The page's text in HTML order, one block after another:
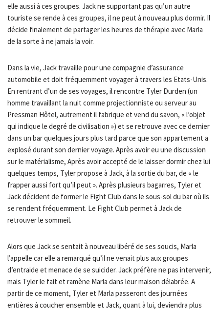
elle aussi à ces groupes. Jack ne supportant pas qu’un autre
touriste se rende à ces groupes, il ne peut à nouveau plus dormir. Il
décide finalement de partager les heures de thérapie avec Marla
de la sorte à ne jamais la voir.
Dans la vie, Jack travaille pour une compagnie d’assurance
automobile et doit fréquemment voyager à travers les Etats-Unis.
En rentrant d’un de ses voyages, il rencontre Tyler Durden (un
homme travaillant la nuit comme projectionniste ou serveur au
Pressman Hôtel, autrement il fabrique et vend du savon, « l’objet
qui indique le degré de civilisation ») et se retrouve avec ce dernier
dans un bar quelques jours plus tard parce que son appartement a
explosé durant son dernier voyage. Après avoir eu une discussion
sur le matérialisme, Après avoir accepté de le laisser dormir chez lui
quelques temps, Tyler propose à Jack, à la sortie du bar, de « le
frapper aussi fort qu’il peut ». Après plusieurs bagarres, Tyler et
Jack décident de former le Fight Club dans le sous-sol du bar où ils
se rendent fréquemment. Le Fight Club permet à Jack de
retrouver le sommeil.
Alors que Jack se sentait à nouveau libéré de ses soucis, Marla
l’appelle car elle a remarqué qu’il ne venait plus aux groupes
d’entraide et menace de se suicider. Jack préfère ne pas intervenir,
mais Tyler le fait et ramène Marla dans leur maison délabrée. A
partir de ce moment, Tyler et Marla passeront des journées
entières à coucher ensemble et Jack, quant à lui, deviendra plus